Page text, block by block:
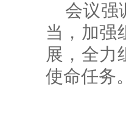
会议强
当，加强
展，全力
使命任务。